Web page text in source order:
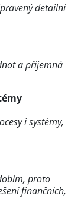
detailní
a příjemná
i systémy,
proto
finančních,